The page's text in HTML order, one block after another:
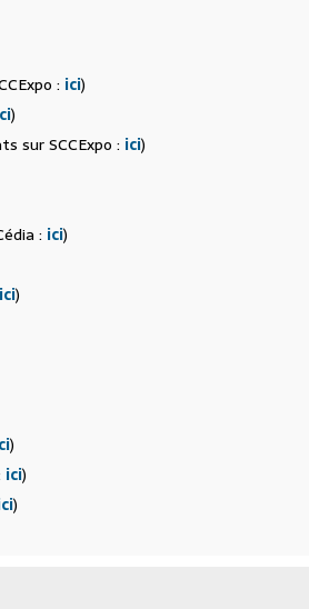
: ici)
)
sur SCCExpo : ici)
: ici)
ici)
)
ici)
)